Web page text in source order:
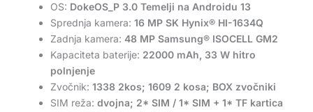
OS: DokeOS_P 3.0 Temelji na Androidu 13
Sprednja kamera: 16 MP SK Hynix® HI-1634Q
Zadnja kamera: 48 MP Samsung® ISOCELL GM2
Kapaciteta baterije: 22000 mAh, 33 W hitro
polnjenje
Zvočnik: 1338 2kos; 1609 2 kosa; BOX zvočniki
SIM reža: dvojna; 2* SIM / 1* SIM + 1* TF kartica